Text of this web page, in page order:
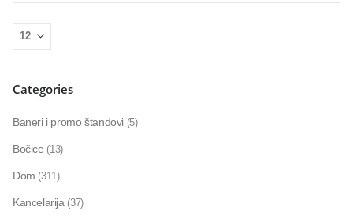
Categories
Baneri i promo štandovi (5)
Bočice (13)
Dom (311)
Kancelarija (37)